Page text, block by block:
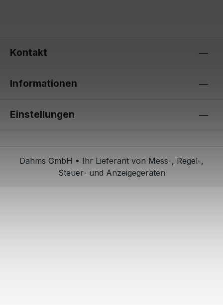
Kontakt
Informationen
Einstellungen
Dahms GmbH • Ihr Lieferant von Mess-, Regel-,
Steuer- und Anzeigegeräten